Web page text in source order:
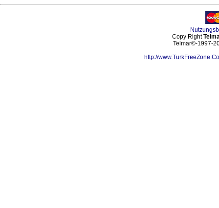
Copy Right
Telmar©-1997-
http://